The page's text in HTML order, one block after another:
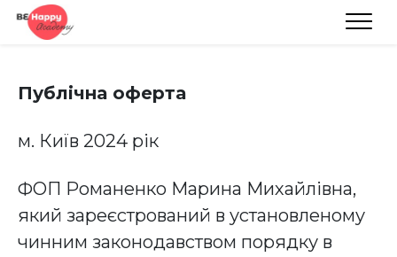
Публічна оферта
м. Київ 2024 рік
ФОП Романенко Марина Михайлівна,
який зареєстрований в установленому
чинним законодавством порядку в